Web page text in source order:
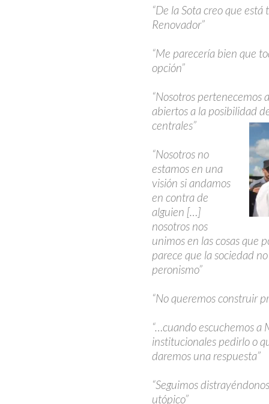
“De la Sota creo que
Renovador”
“Me parecería bien que
opción”
“Nosotros pertenecemos
abiertos a la posibilidad
centrales”
“Nosotros no
estamos en una
visión si andamos
en contra de
alguien […]
nosotros nos
unimos en las cosas que
parece que la sociedad
peronismo”
“No queremos construir
“…cuando escuchemos a
institucionales pedirlo o
daremos una respuesta”
“Seguimos
utópico”